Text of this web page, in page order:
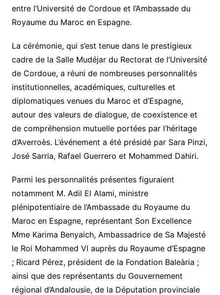
entre l’Université de Cordoue et l’Ambassade du
Royaume du Maroc en Espagne.
La cérémonie, qui s’est tenue dans le prestigieux
cadre de la Salle Mudéjar du Rectorat de l’Université
de Cordoue, a réuni de nombreuses personnalités
institutionnelles, académiques, culturelles et
diplomatiques venues du Maroc et d’Espagne,
autour des valeurs de dialogue, de coexistence et
de compréhension mutuelle portées par l’héritage
d’Averroès. L’événement a été présidé par Sara Pinzi,
José Sarria, Rafael Guerrero et Mohammed Dahiri.
Parmi les personnalités présentes figuraient
notamment M. Adil El Alami, ministre
plénipotentiaire de l’Ambassade du Royaume du
Maroc en Espagne, représentant Son Excellence
Mme Karima Benyaich, Ambassadrice de Sa Majesté
le Roi Mohammed VI auprès du Royaume d’Espagne
; Ricard Pérez, président de la Fondation Baleària ;
ainsi que des représentants du Gouvernement
régional d’Andalousie, de la Députation provinciale